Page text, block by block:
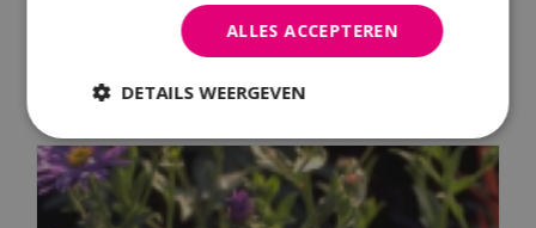
Aster alpinus 'Dunkle Sch?ne'
ALLES ACCEPTEREN
DETAILS WEERGEVEN